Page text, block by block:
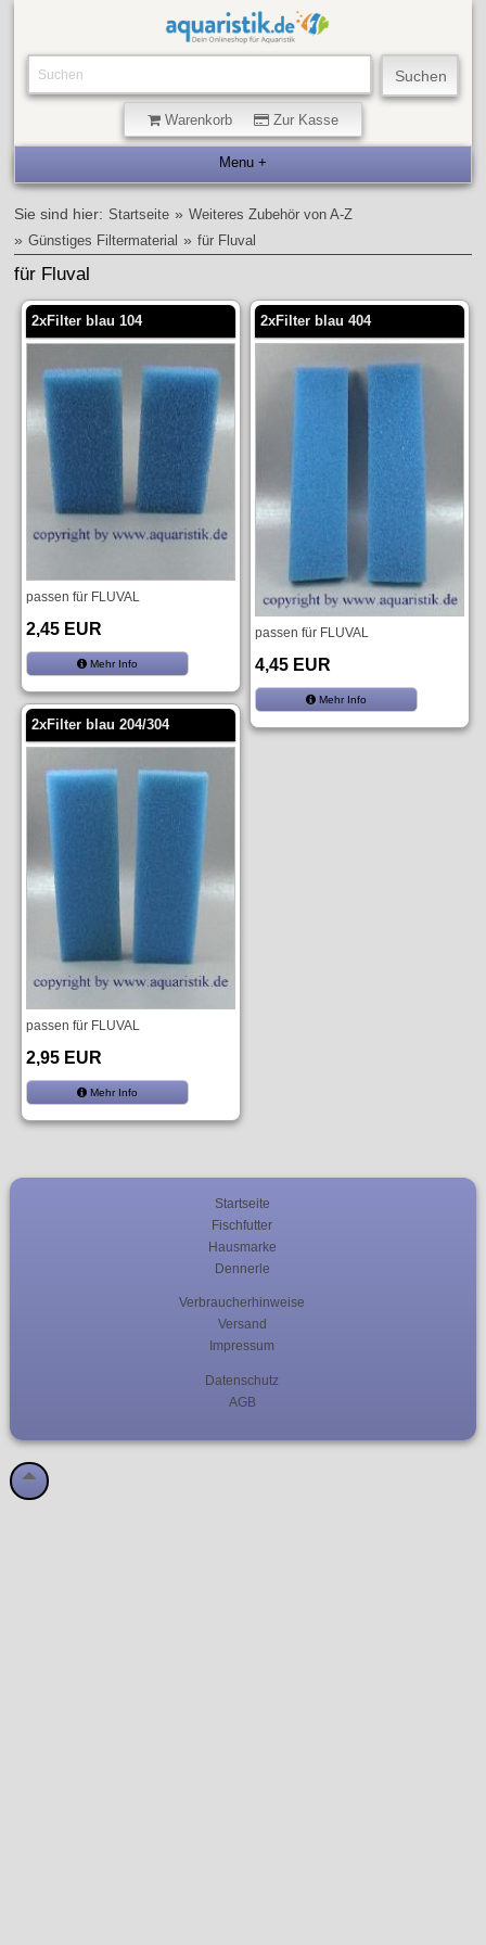
Warenkorb Zur Kasse
Sie sind hier: Startseite » Weiteres Zubehör von A-Z
» Günstiges Filtermaterial » für Fluval
für Fluval
2xFilter blau 104
passen für FLUVAL
2,45 EUR
Mehr Info
2xFilter blau 204/304
passen für FLUVAL
2,95 EUR
Mehr Info
2xFilter blau 404
passen für FLUVAL
4,45 EUR
Mehr Info
Startseite
Fischfutter
Hausmarke
Dennerle
Verbraucherhinweise
Versand
Impressum
Datenschutz
AGB